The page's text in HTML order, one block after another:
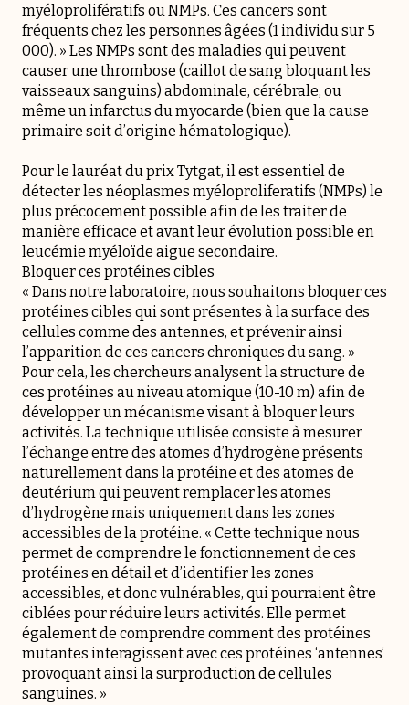
myéloprolifératifs ou NMPs. Ces cancers sont
fréquents chez les personnes âgées (1 individu sur 5
000). » Les NMPs sont des maladies qui peuvent
causer une thrombose (caillot de sang bloquant les
vaisseaux sanguins) abdominale, cérébrale, ou
même un infarctus du myocarde (bien que la cause
primaire soit d’origine hématologique).
Pour le lauréat du prix Tytgat, il est essentiel de
détecter les néoplasmes myéloproliferatifs (NMPs) le
plus précocement possible afin de les traiter de
manière efficace et avant leur évolution possible en
leucémie myéloïde aigue secondaire.
Bloquer ces protéines cibles
« Dans notre laboratoire, nous souhaitons bloquer ces
protéines cibles qui sont présentes à la surface des
cellules comme des antennes, et prévenir ainsi
l’apparition de ces cancers chroniques du sang. »
Pour cela, les chercheurs analysent la structure de
ces protéines au niveau atomique (10-10 m) afin de
développer un mécanisme visant à bloquer leurs
activités. La technique utilisée consiste à mesurer
l’échange entre des atomes d’hydrogène présents
naturellement dans la protéine et des atomes de
deutérium qui peuvent remplacer les atomes
d’hydrogène mais uniquement dans les zones
accessibles de la protéine. « Cette technique nous
permet de comprendre le fonctionnement de ces
protéines en détail et d’identifier les zones
accessibles, et donc vulnérables, qui pourraient être
ciblées pour réduire leurs activités. Elle permet
également de comprendre comment des protéines
mutantes interagissent avec ces protéines ‘antennes’
provoquant ainsi la surproduction de cellules
sanguines. »